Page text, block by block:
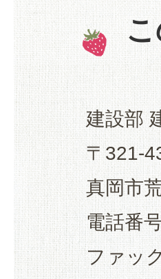
建設部
〒321-
真岡市
電話番
ファッ